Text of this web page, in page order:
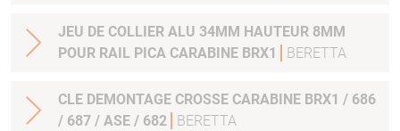
JEU DE COLLIER ALU 34MM HAUTEUR 8MM
POUR RAIL PICA CARABINE BRX1
BERETTA
CLE DEMONTAGE CROSSE CARABINE BRX1 / 686
/ 687 / ASE / 682
BERETTA